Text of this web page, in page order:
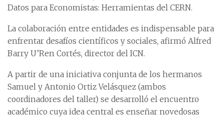
Datos para Economistas: Herramientas del CERN.
La colaboración entre entidades es indispensable para
enfrentar desafíos científicos y sociales, afirmó Alfred
Barry U’Ren Cortés, director del ICN.
A partir de una iniciativa conjunta de los hermanos
Samuel y Antonio Ortiz Velásquez (ambos
coordinadores del taller) se desarrolló el encuentro
académico cuya idea central es enseñar novedosas